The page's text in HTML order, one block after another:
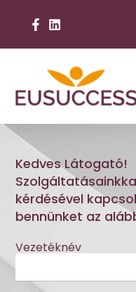
Kedves Látogató!
kérdésével
bennünket az
Vezetéknév